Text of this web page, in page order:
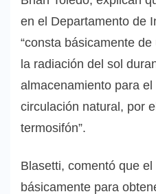
en el Departamento de
“consta básicamente
la radiación del sol
almacenamiento para
circulación natural, por
termosifón”.
Blasetti, comentó que
básicamente para